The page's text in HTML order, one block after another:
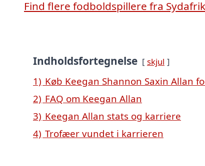
Find flere fodboldspillere fra
Indholdsfortegnelse skjul
1) Køb Keegan Shannon Saxin Allan
2) FAQ om Keegan Allan
3) Keegan Allan stats og karriere
4) Trofæer vundet i karrieren